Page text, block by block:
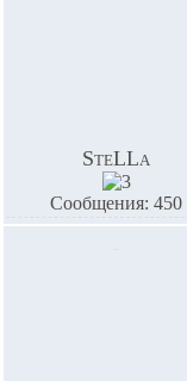
SteLLa
Сообщения: 450